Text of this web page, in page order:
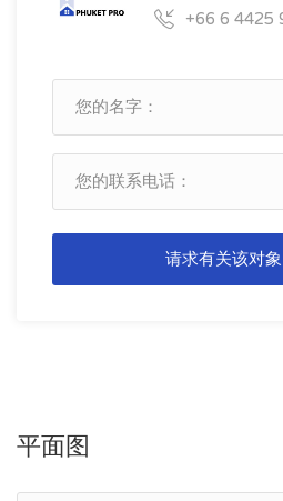
+66 6 4425
请求有关该对
平面图